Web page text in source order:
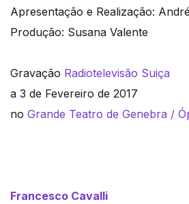
Apresentação e Realização:
Produção: Susana Valente
Gravação Radiotelevisão Suiça
a 3 de Fevereiro de 2017
no Grande Teatro de Genebra /
Francesco Cavalli